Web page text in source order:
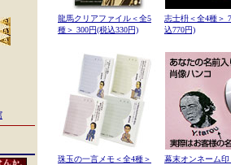
龍馬クリアファイル＜全5
種＞ 300円(税込330円)
志士枡＜全4種＞
込770円)
珠玉の一言メモ＜全4種＞
幕末オンネーム印